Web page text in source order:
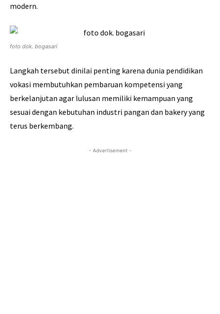
modern.
foto dok. bogasari
Langkah tersebut dinilai penting karena dunia pendidikan
vokasi membutuhkan pembaruan kompetensi yang
berkelanjutan agar lulusan memiliki kemampuan yang
sesuai dengan kebutuhan industri pangan dan bakery yang
terus berkembang.
- Advertisement -